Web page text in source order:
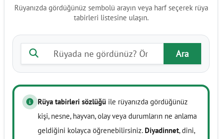
Rüyanızda gördüğünüz sembolü arayın veya harf seçerek rüya
tabirleri listesine ulaşın.
Rüya tabiri ara
Ara
Rüya tabirleri sözlüğü ile rüyanızda gördüğünüz
kişi, nesne, hayvan, olay veya durumların ne anlama
geldiğini kolayca öğrenebilirsiniz. Diyadinnet, dini,